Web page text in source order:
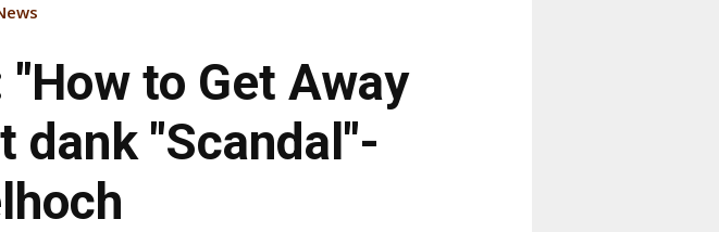
to Get Away
dank "Scandal"-